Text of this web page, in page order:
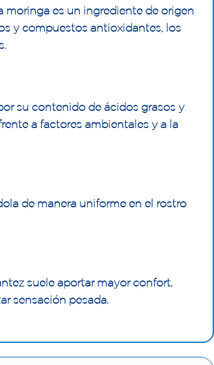
moringa es un ingrediente de origen
y compuestos antioxidantes, los
su contenido de ácidos grasos y
a factores ambientales y a la
de manera uniforme en el rostro
suele aportar mayor confort,
sensación pesada.